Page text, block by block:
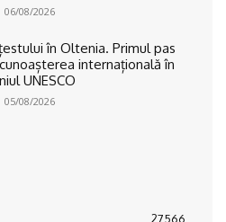
06/08/2026
în Oltenia. Primul pas
internațională în
UNESCO
05/08/2026
27566